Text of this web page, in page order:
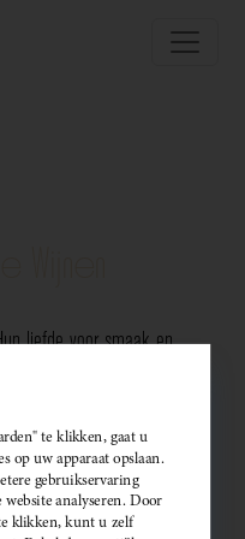
liefde voor smaak en
wijnen. Meer dan ooit
bubbels — ideaal als
match bij een
Santé!
te klikken, gaat u
op uw apparaat opslaan.
gebruikservaring
analyseren. Door
klikken, kunt u zelf